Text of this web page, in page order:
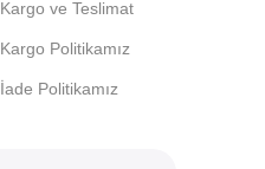
Kargo ve Teslimat
Kargo Politikamız
İade Politikamız